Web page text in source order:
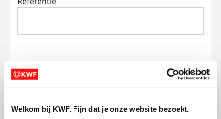
Welkom bij KWF. Fijn dat je onze website bezoekt.
Doneer nu